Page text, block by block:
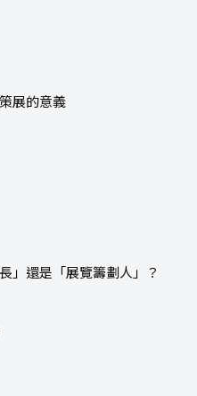
展的意義
」還是「展覽籌劃人」？